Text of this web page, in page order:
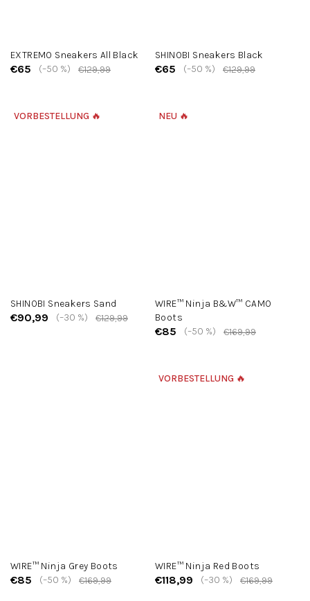
EXTREMO Sneakers All Black
€65 €129,99
(–50 %)
SHINOBI Sneakers Black
€65 €129,99
(–50 %)
VORBESTELLUNG 🔥
SHINOBI Sneakers Sand
€90,99 €129,99
(–30 %)
NEU 🔥
WIRE™ Ninja B&W™ CAMO
Boots
€85 €169,99
(–50 %)
WIRE™ Ninja Grey Boots
€85 €169,99
(–50 %)
VORBESTELLUNG 🔥
WIRE™ Ninja Red Boots
€118,99 €169,99
(–30 %)